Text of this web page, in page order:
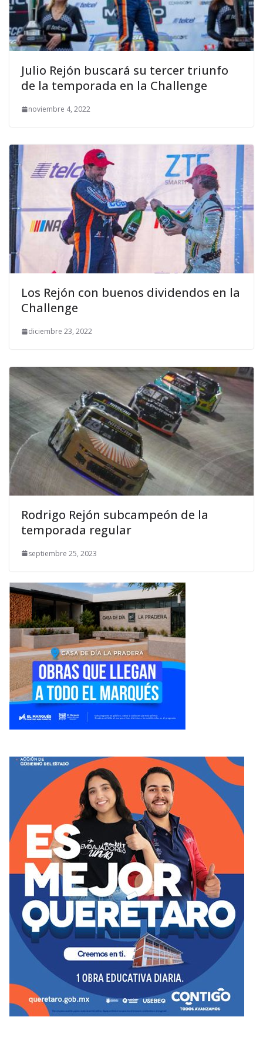
Julio Rejón buscará su tercer triunfo
de la temporada en la Challenge
noviembre 4, 2022
Los Rejón con buenos dividendos en la
Challenge
diciembre 23, 2022
Rodrigo Rejón subcampeón de la
temporada regular
septiembre 25, 2023